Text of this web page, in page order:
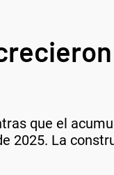
que el
2025. La